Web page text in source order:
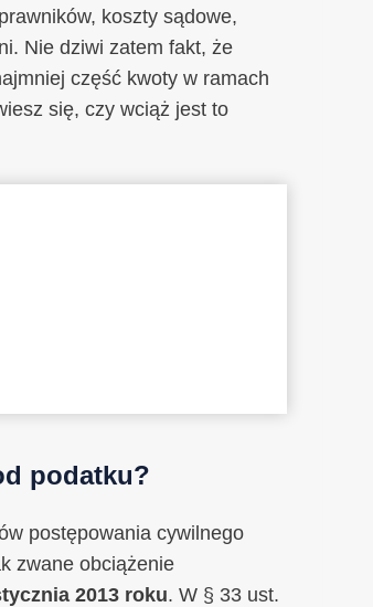
koszty sądowe,
Nie dziwi zatem fakt, że
część kwoty w ramach
się, czy wciąż jest to
podatku?
postępowania cywilnego
zwane obciążenie
2013 roku. W § 33 ust.